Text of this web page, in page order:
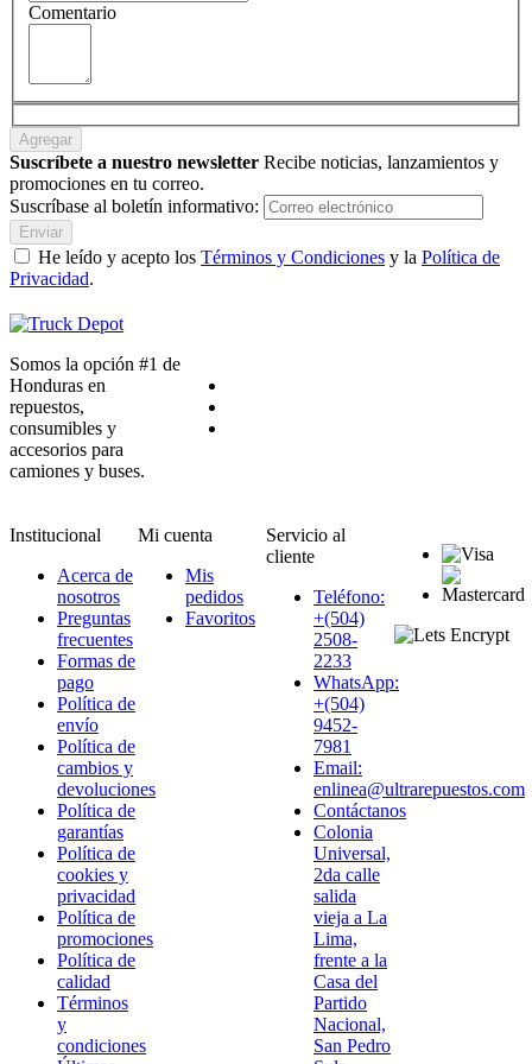
Comentario
Agregar
Suscríbete a nuestro newsletter Recibe noticias, lanzamientos y
promociones en tu correo.
Suscríbase al boletín informativo:
Enviar
He leído y acepto los Términos y Condiciones y la Política de
Privacidad.
Somos la opción #1 de
Honduras en
repuestos,
consumibles y
accesorios para
camiones y buses.
Institucional
Acerca de
nosotros
Preguntas
frecuentes
Formas de
pago
Política de
envío
Política de
cambios y
devoluciones
Política de
garantías
Política de
cookies y
privacidad
Política de
promociones
Política de
calidad
Términos
y
condiciones
Mi cuenta
Mis
pedidos
Favoritos
Servicio al
cliente
Teléfono:
+(504)
2508-
2233
WhatsApp:
+(504)
9452-
7981
Email:
enlinea@ultrarepuestos.com
Contáctanos
Colonia
Universal,
2da calle
salida
vieja a La
Lima,
frente a la
Casa del
Partido
Nacional,
San Pedro